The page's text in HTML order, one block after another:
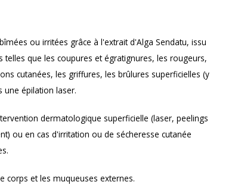
ou irritées grâce à l'extrait d'Alga Sendatu, issu
que les coupures et égratignures, les rougeurs,
cutanées, les griffures, les brûlures superficielles (y
une épilation laser.
dermatologique superficielle (laser, peelings
ou en cas d'irritation ou de sécheresse cutanée
corps et les muqueuses externes.